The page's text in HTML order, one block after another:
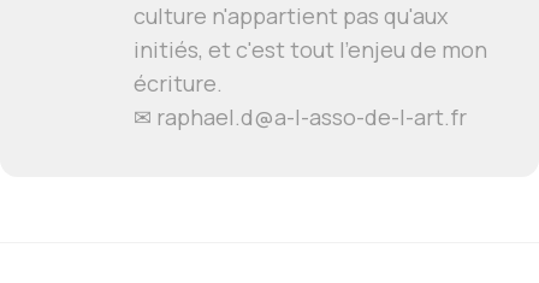
culture n'appartient pas qu'aux
initiés, et c'est tout l'enjeu de mon
écriture.
✉ raphael.d@a-l-asso-de-l-art.fr